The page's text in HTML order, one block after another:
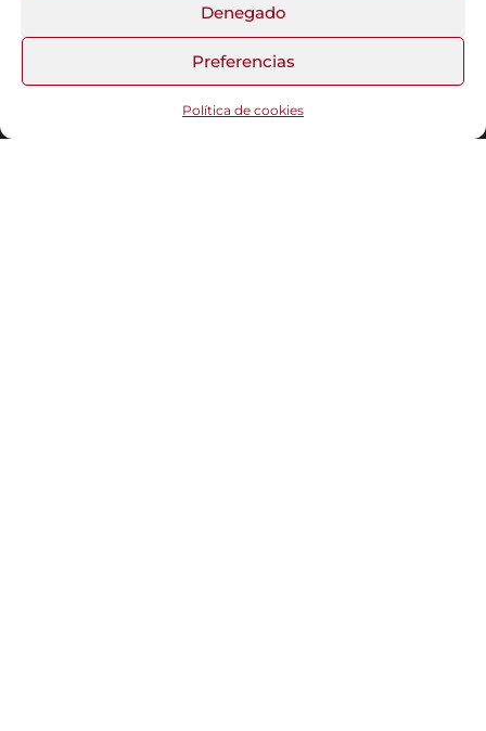
Denegado
Preferencias
Política de cookies
Fotos del Blog
Funciona gracias aWordPress |Tema:Head Blog